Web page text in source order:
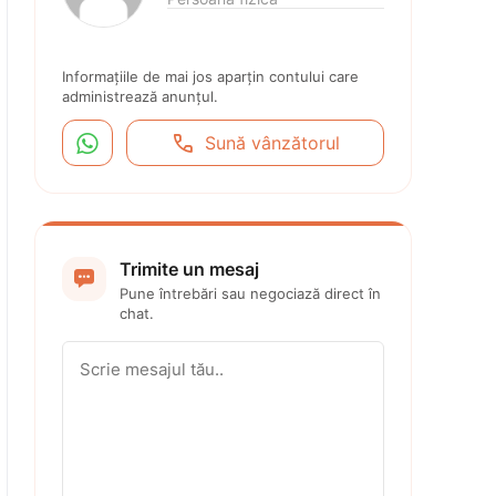
Informațiile de mai jos aparțin contului care
administrează anunțul.
  Sună vânzătorul
 Trimite un mesaj
Pune întrebări sau negociază direct în
chat.